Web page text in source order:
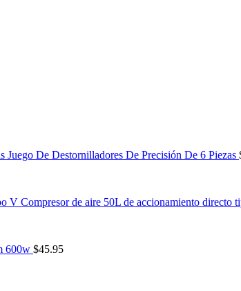
Juego De Destornilladores De Precisión De 6 Piezas
Compresor de aire 50L de accionamiento directo
600w $45.95